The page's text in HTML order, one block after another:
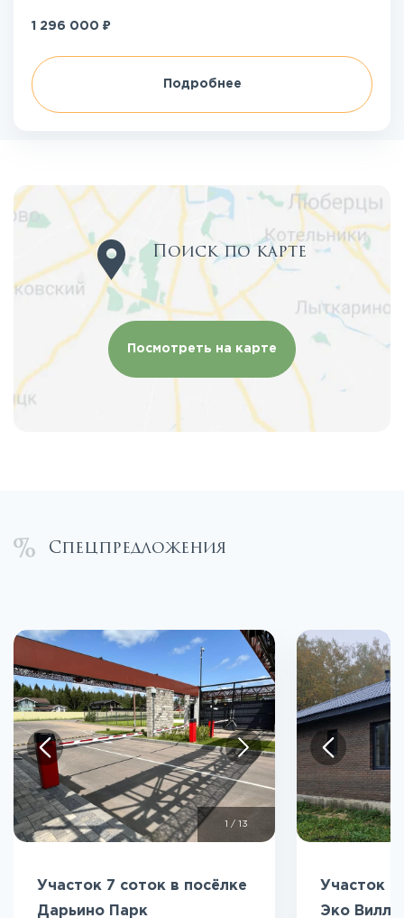
1 296 000 ₽
Подробнее
Поиск по карте
Посмотреть на карте
Спецпредложения
/ 13
Участок 7 соток в посёлке
Дарьино Парк
Участок 5
Эко